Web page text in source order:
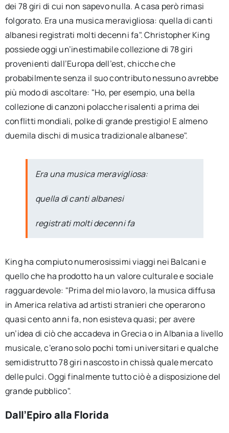
dei 78 giri di cui non sapevo nulla. A casa però rimasi
folgorato. Era una musica meravigliosa: quella di canti
albanesi registrati molti decenni fa". Christopher King
possiede oggi un’inestimabile collezione di 78 giri
provenienti dall’Europa dell’est, chicche che
probabilmente senza il suo contributo nessuno avrebbe
più modo di ascoltare: "Ho, per esempio, una bella
collezione di canzoni polacche risalenti a prima dei
conflitti mondiali, polke di grande prestigio! E almeno
duemila dischi di musica tradizionale albanese".
Era una musica meravigliosa:
quella di canti albanesi
registrati molti decenni fa
King ha compiuto numerosissimi viaggi nei Balcani e
quello che ha prodotto ha un valore culturale e sociale
ragguardevole: "Prima del mio lavoro, la musica diffusa
in America relativa ad artisti stranieri che operarono
quasi cento anni fa, non esisteva quasi; per avere
un’idea di ciò che accadeva in Grecia o in Albania a livello
musicale, c’erano solo pochi tomi universitari e qualche
semidistrutto 78 giri nascosto in chissà quale mercato
delle pulci. Oggi finalmente tutto ciò è a disposizione del
grande pubblico".
Dall’Epiro alla Florida